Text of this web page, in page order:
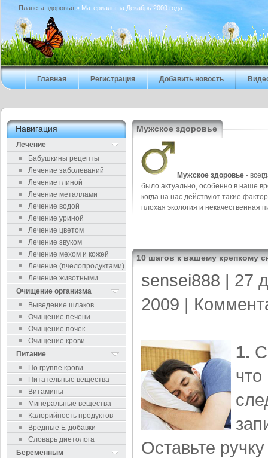
Планета здоровья » Материалы за Декабрь 2009 года
Главная Регистрация Добавить новость
Навигация
Лечение
Бабушкины рецепты
Лечение заболеваний
Лечение глиной
Лечение металлами
Лечение водой
Лечение уриной
Лечение цветом
Лечение звуком
Лечение мехом и кожей
Лечение (пчелопродуктами)
Лечение животными
Очищение организма
Выведение шлаков
Очищение печени
Очищение почек
Очищение крови
Питание
По группе крови
Питательные вещества
Витамины
Минеральные вещества
Калорийность продуктов
Вредные Е-добавки
Словарь диетолога
Беременным
Мужское здоровье
Мужское здоровье -
было актуально, особенно в наше
когда на нас действуют такие
плохая экология и некачественная
10 шагов к вашему крепкому
sensei888 | 27
2009 |
1.
Оставьте